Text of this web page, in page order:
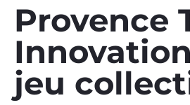
Provence
jeu